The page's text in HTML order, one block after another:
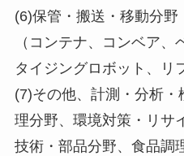
(6)保管・搬送・移動分野
（コンテナ、コンベア
タイジングロボット、リ
(7)その他、計測・分析
理分野、環境対策・リサ
技術・部品分野、食品調